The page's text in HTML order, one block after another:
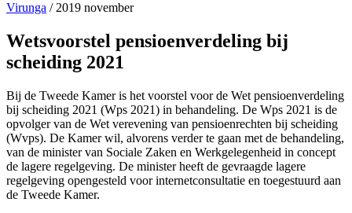
Virunga / 2019 november
Wetsvoorstel pensioenverdeling bij
scheiding 2021
Bij de Tweede Kamer is het voorstel voor de Wet pensioenverdeling
bij scheiding 2021 (Wps 2021) in behandeling. De Wps 2021 is de
opvolger van de Wet verevening van pensioenrechten bij scheiding
(Wvps). De Kamer wil, alvorens verder te gaan met de behandeling,
van de minister van Sociale Zaken en Werkgelegenheid in concept
de lagere regelgeving. De minister heeft de gevraagde lagere
regelgeving opengesteld voor internetconsultatie en toegestuurd aan
de Tweede Kamer.